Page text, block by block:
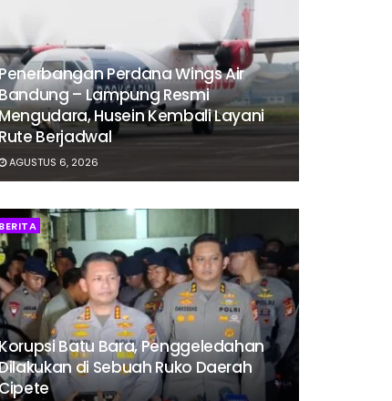
Perdana Wings Air
Bandung – Lampung Resmi
Husein Kembali Layani
Berjadwal
AGUSTUS 6, 2026
BERITA
Korupsi Batu Bara, Penggeledahan
di Sebuah Ruko Daerah